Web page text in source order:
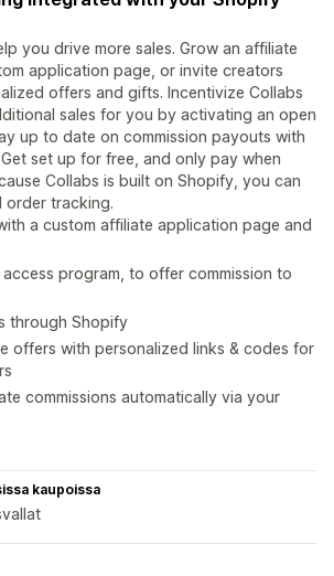
you drive more sales. Grow an affiliate
application page, or invite creators
offers and gifts. Incentivize Collabs
sales for you by activating an open
up to date on commission payouts with
set up for free, and only pay when
Collabs is built on Shopify, you can
order tracking.
a custom affiliate application page and
program, to offer commission to
through Shopify
offers with personalized links & codes for
commissions automatically via your
kaupoissa